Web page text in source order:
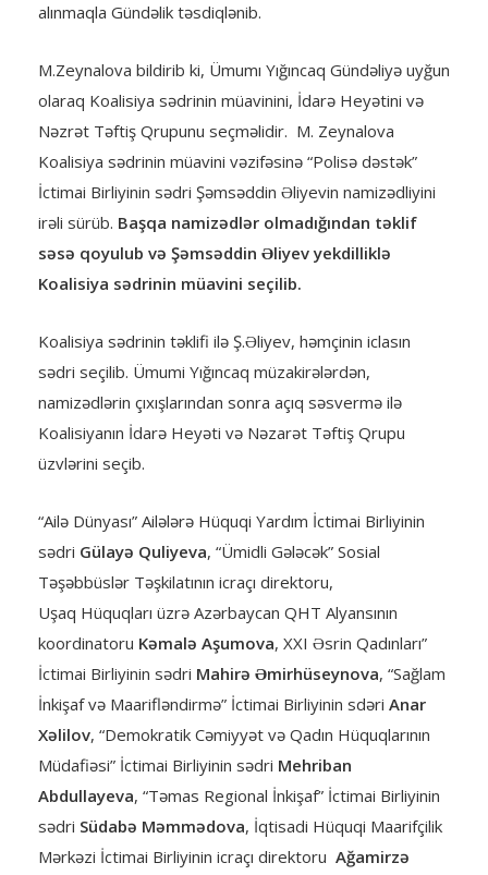
alınmaqla Gündəlik təsdiqlənib.
M.Zeynalova bildirib ki, Ümumı Yığıncaq Gündəliyə uyğun
olaraq Koalisiya sədrinin müavinini, İdarə Heyətini və
Nəzrət Təftiş Qrupunu seçməlidir. M. Zeynalova
Koalisiya sədrinin müavini vəzifəsinə “Polisə dəstək”
İctimai Birliyinin sədri Şəmsəddin Əliyevin namizədliyini
irəli sürüb. Başqa namizədlər olmadığından təklif
səsə qoyulub və Şəmsəddin Əliyev yekdilliklə
Koalisiya sədrinin müavini seçilib.
Koalisiya sədrinin təklifi ilə Ş.Əliyev, həmçinin iclasın
sədri seçilib. Ümumi Yığıncaq müzakirələrdən,
namizədlərin çıxışlarından sonra açıq səsvermə ilə
Koalisiyanın İdarə Heyəti və Nəzarət Təftiş Qrupu
üzvlərini seçib.
“Ailə Dünyası” Ailələrə Hüquqi Yardım İctimai Birliyinin
sədri Gülayə Quliyeva, “Ümidli Gələcək” Sosial
Təşəbbüslər Təşkilatının icraçı direktoru,
Uşaq Hüquqları üzrə Azərbaycan QHT Alyansının
koordinatoru Kəmalə Aşumova, XXI Əsrin Qadınları”
İctimai Birliyinin sədri Mahirə Əmirhüseynova, “Sağlam
İnkişaf və Maarifləndirmə” İctimai Birliyinin sdəri Anar
Xəlilov, “Demokratik Cəmiyyət və Qadın Hüquqlarının
Müdafiəsi” İctimai Birliyinin sədri Mehriban
Abdullayeva, “Təmas Regional İnkişaf” İctimai Birliyinin
sədri Südabə Məmmədova, İqtisadi Hüquqi Maarifçilik
Mərkəzi İctimai Birliyinin icraçı direktoru Ağamirzə